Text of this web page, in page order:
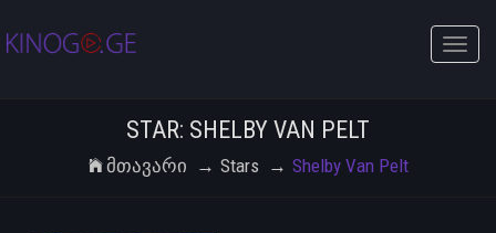
Toggle
STAR: SHELBY VAN PELT
Მთავარი Stars Shelby Van Pelt